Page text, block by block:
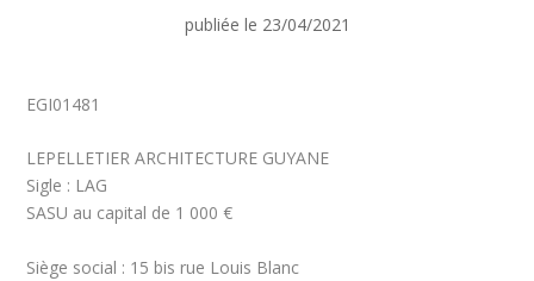
publiée le 23/04/2021
EGI01481
LEPELLETIER ARCHITECTURE GUYANE
Sigle : LAG
SASU au capital de 1 000 €
Siège social : 15 bis rue Louis Blanc